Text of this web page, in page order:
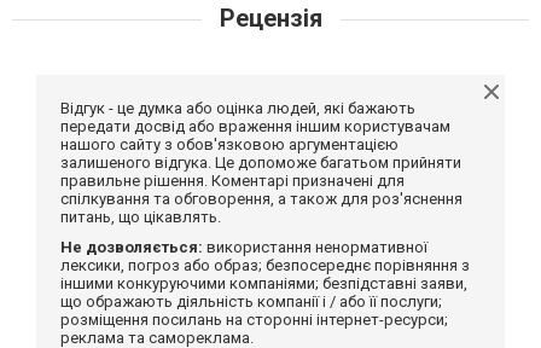
Рецензія
Відгук - це думка або оцінка людей, які бажають
передати досвід або враження іншим користувачам
нашого сайту з обов'язковою аргументацією
залишеного відгука. Це допоможе багатьом прийняти
правильне рішення. Коментарі призначені для
спілкування та обговорення, а також для роз'яснення
питань, що цікавлять.
Не дозволяється: використання ненормативної
лексики, погроз або образ; безпосереднє порівняння з
іншими конкуруючими компаніями; безпідставні заяви,
що ображають діяльність компанії і / або її послуги;
розміщення посилань на сторонні інтернет-ресурси;
реклама та самореклама.